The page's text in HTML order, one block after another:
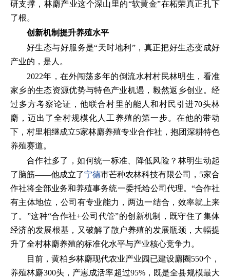
研支撑，林麝产业这个深山里的“软黄金”在柘荣真正扎下
了根。
创新机制提升养殖水平
好生态与好服务是“天时地利”，真正把好生态变成好
产业的，是人。
2022年，在外闯荡多年的倒流水村村民林明生，看准
家乡的生态资源优势与特色产业机遇，毅然返乡创业。经
过多方考察论证，他联合村里的能人和村民引进70头林
麝，迈出了全村规模化人工养殖的第一步。在他的带动
下，村里相继成立5家林麝养殖专业合作社，抱团深耕特色
养殖赛道。
合作社多了，如何统一标准、降低风险？林明生动起
了脑筋——他成立了宁德市芒种农林科技有限公司，5家合
作社将全部业务和养殖事务统一委托给公司代理。“合作社
有主体地位，公司有专业能力，两边一结合，效率就上来
了。”这种“合作社+公司代管”的创新机制，既守住了集体
经济的发展根基，又破解了散户养殖的发展瓶颈，大幅提
升了全村林麝养殖的标准化水平与产业核心竞争力。
目前，黄柏乡林麝现代农业产业园已建设麝圈550个，
养殖林麝300头，产崽成活率超过95%，既是全县规模最大